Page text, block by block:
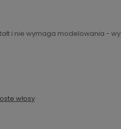
i nie wymaga modelowania -
włosy